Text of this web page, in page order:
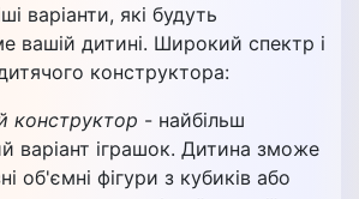
варіанти, які будуть
вашій дитині. Широкий спектр і
конструктора:
конструктор - найбільш
варіант іграшок. Дитина зможе
об'ємні фігури з кубиків або